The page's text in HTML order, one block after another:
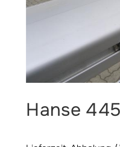
Hanse